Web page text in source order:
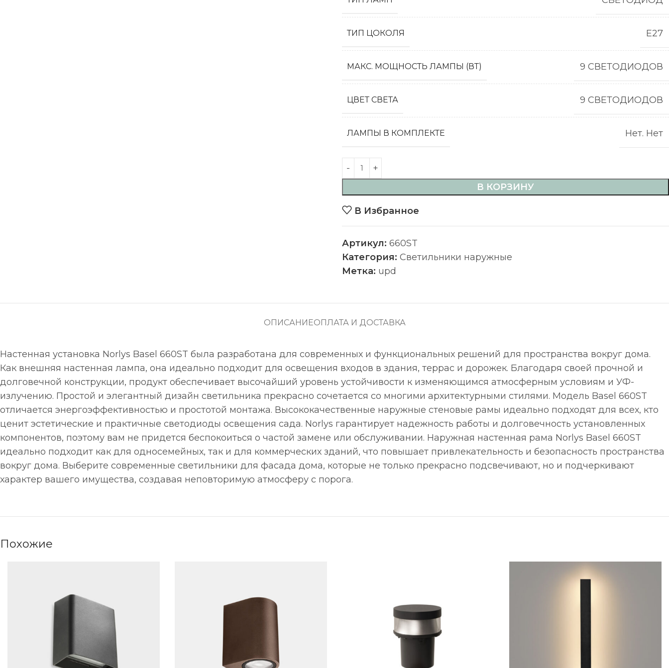
ТИП ЦОКОЛЯ E27
МАКС. МОЩНОСТЬ ЛАМПЫ (ВТ) 9 СВЕТОДИОДОВ
ЦВЕТ СВЕТА 9 СВЕТОДИОДОВ
ЛАМПЫ В КОМПЛЕКТЕ Нет. Нет
В КОРЗИНУ
В Избранное
Артикул: 660ST
Категория: Светильники наружные
Метка: upd
ОПИСАНИЕОПЛАТА И ДОСТАВКА
Настенная установка Norlys Basel 660ST была разработана для современных и функциональных решений для пространства вокруг дома.
Как внешняя настенная лампа, она идеально подходит для освещения входов в здания, террас и дорожек. Благодаря своей прочной и
долговечной конструкции, продукт обеспечивает высочайший уровень устойчивости к изменяющимся атмосферным условиям и УФ-
излучению. Простой и элегантный дизайн светильника прекрасно сочетается со многими архитектурными стилями. Модель Basel 660ST
отличается энергоэффективностью и простотой монтажа. Высококачественные наружные стеновые рамы идеально подходят для всех, кто
ценит эстетические и практичные светодиоды освещения сада. Norlys гарантирует надежность работы и долговечность установленных
компонентов, поэтому вам не придется беспокоиться о частой замене или обслуживании. Наружная настенная рама Norlys Basel 660ST
идеально подходит как для односемейных, так и для коммерческих зданий, что повышает привлекательность и безопасность пространства
вокруг дома. Выберите современные светильники для фасада дома, которые не только прекрасно подсвечивают, но и подчеркивают
характер вашего имущества, создавая неповторимую атмосферу с порога.
Похожие